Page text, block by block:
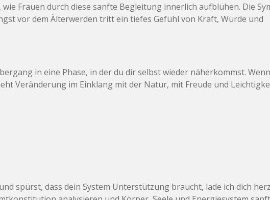
Frauen durch diese sanfte Begleitung innerlich aufblühen. Die
vor dem Älterwerden tritt ein tiefes Gefühl von Kraft, Würde und
in eine Phase, in der du dir selbst wieder näherkommst.
Veränderung im Einklang mit der Natur, mit Freude und
spürst, dass dein System Unterstützung braucht, lade ich dich